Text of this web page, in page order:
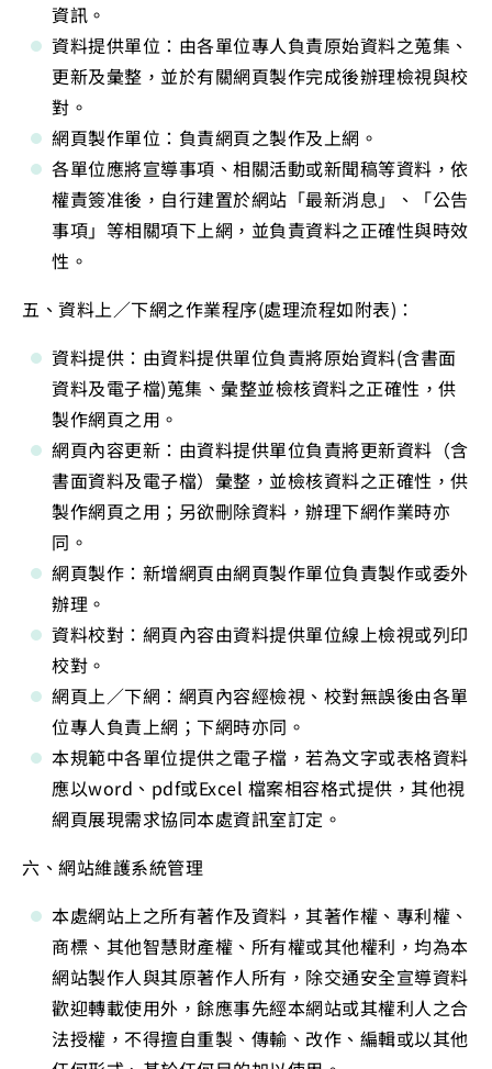
資訊。
資料提供單位：由各單位專人負責原始資料之蒐集、
更新及彙整，並於有關網頁製作完成後辦理檢視與校
對。
網頁製作單位：負責網頁之製作及上網。
各單位應將宣導事項、相關活動或新聞稿等資料，依
權責簽准後，自行建置於網站「最新消息」、「公告
事項」等相關項下上網，並負責資料之正確性與時效
性。
五、資料上∕下網之作業程序(處理流程如附表)：
資料提供：由資料提供單位負責將原始資料(含書面
資料及電子檔)蒐集、彙整並檢核資料之正確性，供
製作網頁之用。
網頁內容更新：由資料提供單位負責將更新資料（含
書面資料及電子檔）彙整，並檢核資料之正確性，供
製作網頁之用；另欲刪除資料，辦理下網作業時亦
同。
網頁製作：新增網頁由網頁製作單位負責製作或委外
辦理。
資料校對：網頁內容由資料提供單位線上檢視或列印
校對。
網頁上∕下網：網頁內容經檢視、校對無誤後由各單
位專人負責上網；下網時亦同。
本規範中各單位提供之電子檔，若為文字或表格資料
應以word、pdf或Excel 檔案相容格式提供，其他視
網頁展現需求協同本處資訊室訂定。
六、網站維護系統管理
本處網站上之所有著作及資料，其著作權、專利權、
商標、其他智慧財產權、所有權或其他權利，均為本
網站製作人與其原著作人所有，除交通安全宣導資料
歡迎轉載使用外，餘應事先經本網站或其權利人之合
法授權，不得擅自重製、傳輸、改作、編輯或以其他